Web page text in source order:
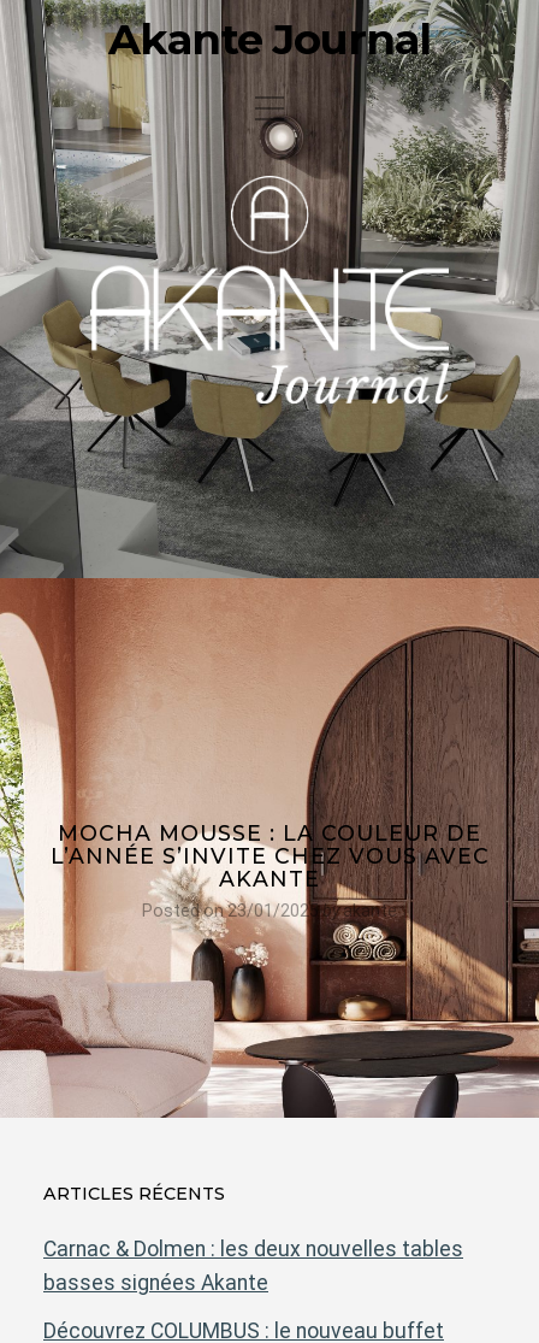
Akante Journal
MOCHA MOUSSE : LA COULEUR DE
L’ANNÉE S’INVITE CHEZ VOUS AVEC
AKANTE
Posted on23/01/2025byakante
ARTICLES RÉCENTS
Carnac & Dolmen : les deux nouvelles tables
basses signées Akante
Découvrez COLUMBUS : le nouveau buffet